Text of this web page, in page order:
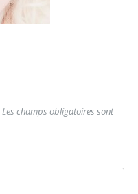
Les champs obligatoires sont